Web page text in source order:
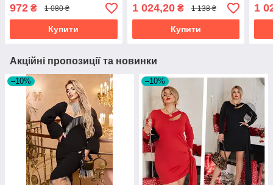
972 ₴ 1 080 ₴
Купити
1 024,20₴ 1 138 ₴
Купити
1
Акційні пропозиції та новинки
–10% –10%